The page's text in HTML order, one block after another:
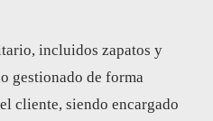
incluidos zapatos y
gestionado de forma
cliente, siendo encargado